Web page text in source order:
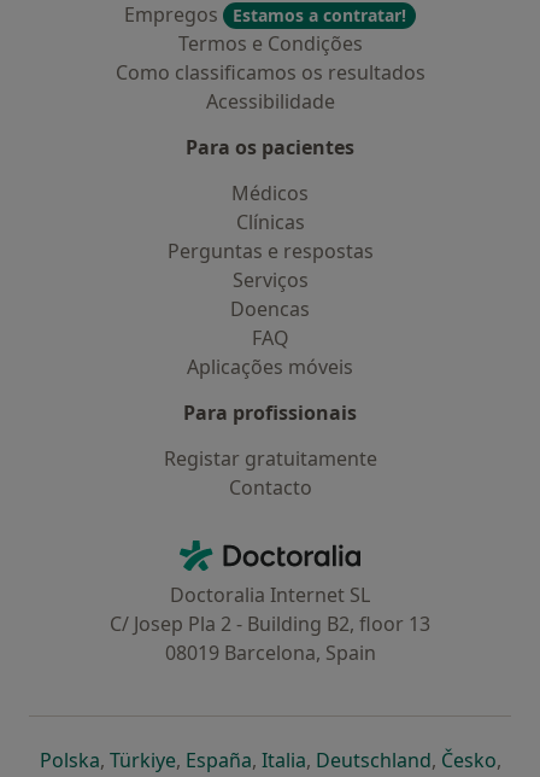
Empregos
Estamos a contratar!
Termos e Condições
Como classificamos os resultados
Acessibilidade
Para os pacientes
Médicos
Clínicas
Perguntas e respostas
Serviços
Doencas
FAQ
Aplicações móveis
Para profissionais
Registar gratuitamente
Contacto
Doctoralia - Homepage
Doctoralia Internet SL
C/ Josep Pla 2 - Building B2, floor 13
08019 Barcelona, Spain
Polskaabre num novo separador
, Türkiyeabre num novo separador
, Españaabre num novo separador
, Italiaabre num novo
, Deutschlandabre num
, Česko,